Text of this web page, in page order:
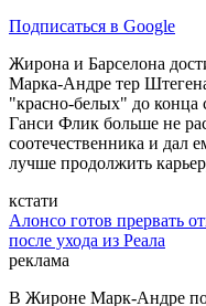
Подписаться в Google
Жирона и Барселона
Марка-Андре тер
"красно-белых" до конца
Ганси Флик больше не
соотечественника и дал
лучше продолжить
кстати
Алонсо готов прервать
после ухода из Реала
реклама
В Жироне Марк-Андре